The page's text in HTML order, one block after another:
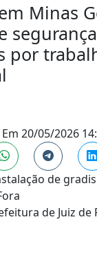
Minas
por
Em 20/05/2026
de Juiz de